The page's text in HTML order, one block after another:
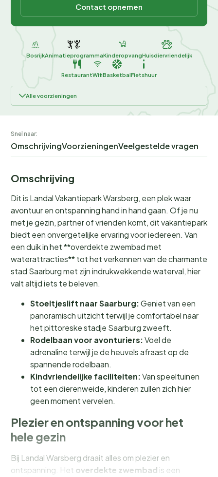
Contact opnemen
BosrijkAnimatieprogrammaKinderopvangHuisdiervriendelijk
RestaurantWifiBasketbalFietshuur
Alle voorzieningen
Snel naar:
OmschrijvingVoorzieningenVeelgestelde vragen
Omschrijving
Dit is Landal Vakantiepark Warsberg, een plek waar
avontuur en ontspanning hand in hand gaan. Of je nu
met je gezin, partner of vrienden komt, dit vakantiepark
biedt een onvergetelijke ervaring voor iedereen. Van
een duik in het **overdekte zwembad met
waterattracties** tot het verkennen van de charmante
stad Saarburg met zijn indrukwekkende waterval, hier
valt altijd iets te beleven.
Stoeltjeslift naar Saarburg:Geniet van een
panoramisch uitzicht terwijl je comfortabel naar
het pittoreske stadje Saarburg zweeft.
Rodelbaan voor avonturiers:Voel de
adrenaline terwijl je de heuvels afraast op de
spannende rodelbaan.
Kindvriendelijke faciliteiten:Van speeltuinen
tot een dierenweide, kinderen zullen zich hier
geen moment vervelen.
Plezier en ontspanning voor het
hele gezin
Bij Landal Warsberg draait alles om plezier en
ontspanning. Het overdekte zwembad is een